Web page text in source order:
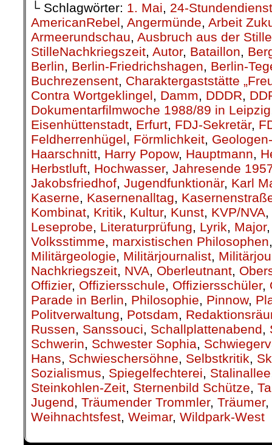
└ Schlagwörter: 1. Mai, 24-Stundendienst
AmericanRebel, Angermünde, Arbeit
Armeerundschau, Ausbruch aus der Stille
StilleNachkriegszeit, Autor, Bataillon,
Berlin, Berlin-Friedrichshagen, Berlin-
Buchrezensent, Charaktergaststätte
Contra Wortgeklingel, Damm, DDDR,
Dokumentarfilmwoche 1988/89 in Leipzig
Eisenhüttenstadt, Erfurt, FDJ-Sekretär,
Feldherrenhügel, Förmlichkeit,
Haarschnitt, Harry Popow, Hauptmann,
Herbstluft, Hochwasser, Jahresende
Jakobsfriedhof, Jugendfunktionär, Karl
Kaserne, Kasernenalltag,
Kombinat, Kritik, Kultur, Kunst, KVP/NVA,
Leseprobe, Literaturprüfung, Lyrik, Major
Volksstimme, marxistischen Philosophen
Militärgeologie, Militärjournalist,
Nachkriegszeit, NVA, Oberleutnant,
Offizier, Offiziersschule, Offiziersschüler,
Parade in Berlin, Philosophie, Pinnow,
Politverwaltung, Potsdam,
Russen, Sanssouci, Schallplattenabend,
Schwerin, Schwester Sophia,
Hans, Schwieschersöhne, Selbstkritik,
Sozialismus, Spiegelfechterei, Stalinallee
Steinkohlen-Zeit, Sternenbild Schütze,
Jugend, Träumender Trommler, Träumer,
Weihnachtsfest, Weimar, Wildpark-West